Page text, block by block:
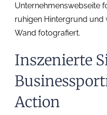
Unternehmenswebseite
ruhigen Hintergrund
Wand fotografiert.
Inszenierte
Action